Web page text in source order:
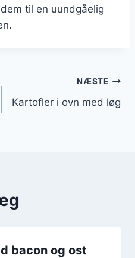
til en uundgåelig
NÆSTE
Kartofler i ovn med løg
bacon og ost